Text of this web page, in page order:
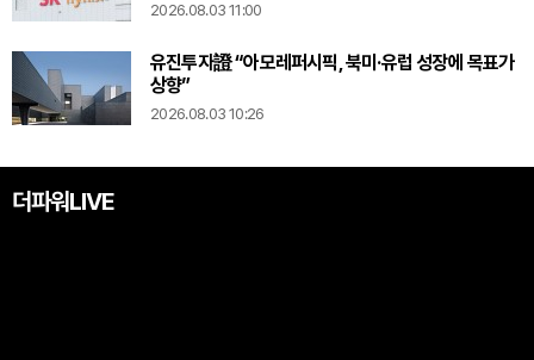
2026.08.03 11:00
유진투자證 “아모레퍼시픽, 북미·유럽 성장에 목표가
상향”
2026.08.03 10:26
더파워LIVE